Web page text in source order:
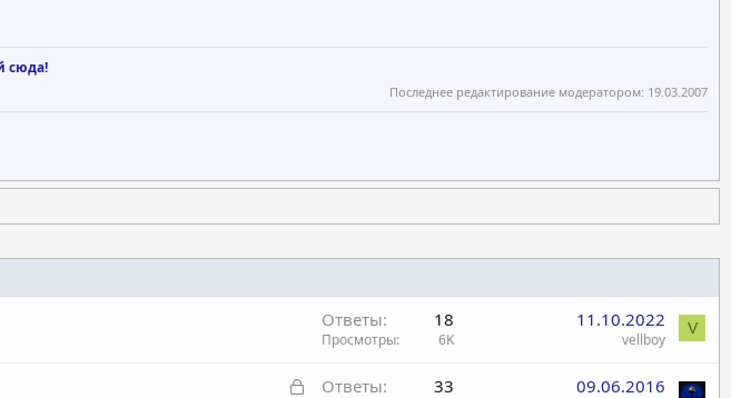
сюда!
Последнее редактирование модератором: 19.03.2007
Ответы 18
Просмотры 6K
11.10.2022
vellboy
V
З
Ответы 33 09.06.2016